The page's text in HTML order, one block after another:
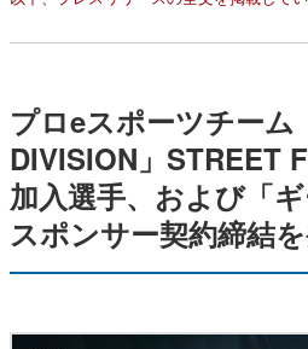
プロeスポーツチーム
DIVISION」STREET
加入選手、および「
スポンサー契約締結